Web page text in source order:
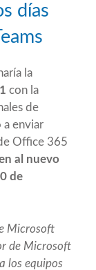
días
la
con la
de
a enviar
Office 365
al nuevo
de
Microsoft
de Microsoft
los equipos